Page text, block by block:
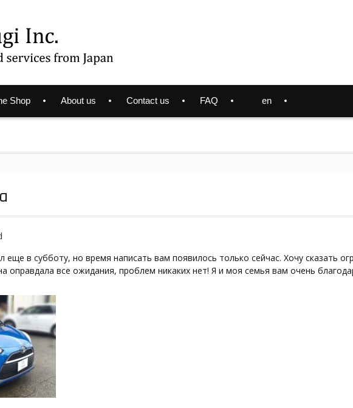
Shop About us Contact us FAQ en
еще в субботу, но время написать вам появилось только сейчас. Хочу сказать
все ожидания, проблем никаких нет! Я и моя семья вам очень